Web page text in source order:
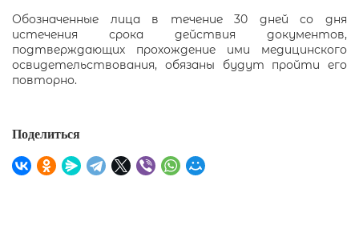
Обозначенные лица в течение 30 дней со дня
истечения срока действия документов,
подтверждающих прохождение ими медицинского
освидетельствования, обязаны будут пройти его
повторно.
Поделиться